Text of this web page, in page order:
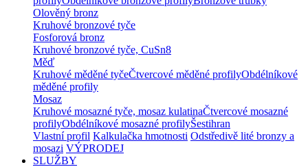
Olověný bronz
Kruhové bronzové tyče
Fosforová bronz
Kruhové bronzové tyče, CuSn8
Měď
Kruhové měděné tyčeČtvercové měděné profilyObdélníkové
měděné profily
Mosaz
Kruhové mosazné tyče, mosaz kulatinaČtvercové mosazné
profilyObdélníkové mosazné profilyŠestihran
Vlastní profil Kalkulačka hmotnosti Odstředivě lité bronzy a
mosazi VÝPRODEJ
SLUŽBY